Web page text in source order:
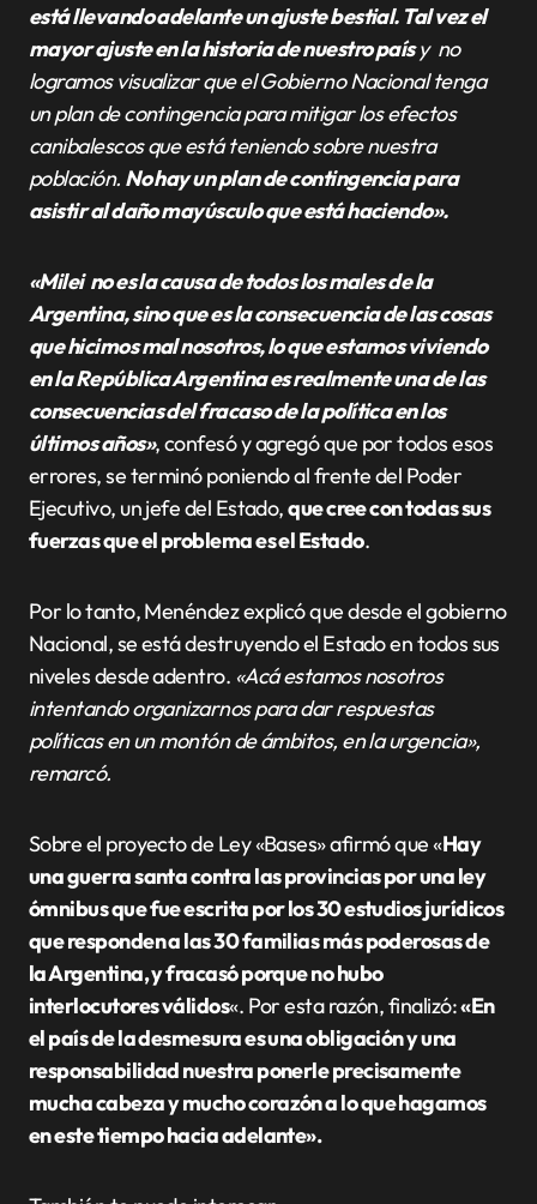
está llevando adelante un ajuste bestial. Tal vez el
mayor ajuste en la historia de nuestro paísy no
logramos visualizar que el Gobierno Nacional tenga
un plan de contingencia para mitigar los efectos
canibalescos que está teniendo sobre nuestra
población. No hay un plan de contingencia para
asistir al daño mayúsculo que está haciendo».
«Milei no es la causa de todos los males de la
Argentina, sino que es la consecuencia de las cosas
que hicimos mal nosotros, lo que estamos viviendo
en la República Argentina es realmente una de las
consecuencias del fracaso de la política en los
últimos años», confesó y agregó que por todos esos
errores, se terminó poniendo al frente del Poder
Ejecutivo, un jefe del Estado,que cree con todas sus
fuerzas que el problema es el Estado.
Por lo tanto, Menéndez explicó que desde el gobierno
Nacional, se está destruyendo el Estado en todos sus
niveles desde adentro. «Acá estamos nosotros
intentando organizarnos para dar respuestas
políticas en un montón de ámbitos, en la urgencia»,
remarcó.
Sobre el proyecto de Ley «Bases» afirmó que «Hay
una guerra santa contra las provincias por una ley
ómnibus que fue escrita por los 30 estudios jurídicos
que responden a las 30 familias más poderosas de
la Argentina, y fracasó porque no hubo
interlocutores válidos«. Por esta razón, finalizó:«En
el país de la desmesura es una obligación y una
responsabilidad nuestra ponerle precisamente
mucha cabeza y mucho corazón a lo que hagamos
en este tiempo hacia adelante».